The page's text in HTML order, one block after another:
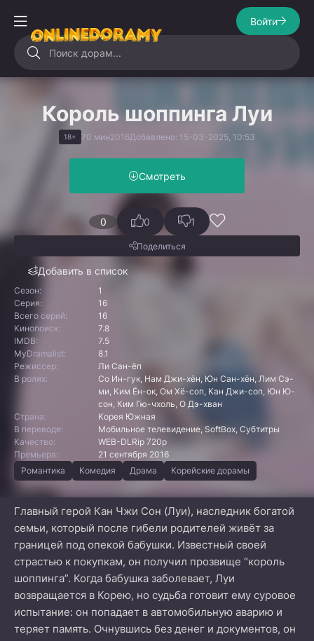
Войти
Король шоппинга Луи
18+ 70 мин2016Добавлено: 15-03-2025, 10:53
Смотреть
0
Добавить в список
0 1
Поделиться
Сезон:
1
Серия:
16
Всего серий:
16
Кинопоиск:
7.8
IMDB:
7.5
MyDramalist:
8.1
Режиссер:
Ли Сан-ёп
В ролях:
Со Ин-гук, Нам Джи-хён, Юн Сан-хён, Лим Сэ-
ми, Ким Ён-ок, Ом Хё-соп, Кан Джи-соп, Юн Ю-
сон, Ким Гю-чхоль, О Дэ-хван
Страна:
Корея Южная
В переводе:
Мобильное телевидение, SoftBox, Субтитры
Качество:
WEB-DLRip 720p
Премьера:
21 сентября 2016
Романтика
Комедия Драма Корейские дорамы
Главный герой Кан Чжи Сон (Луи), наследник богатой
семьи, который после гибели родителей живёт за
границей под опекой бабушки. Известный своей
страстью к покупкам, он получил прозвище “король
шоппинга”. Когда бабушка заболевает, Луи
возвращается в Корею, но судьба готовит ему суровое
испытание: он попадает в автомобильную аварию и
теряет память. Очнувшись без денег и документов, он